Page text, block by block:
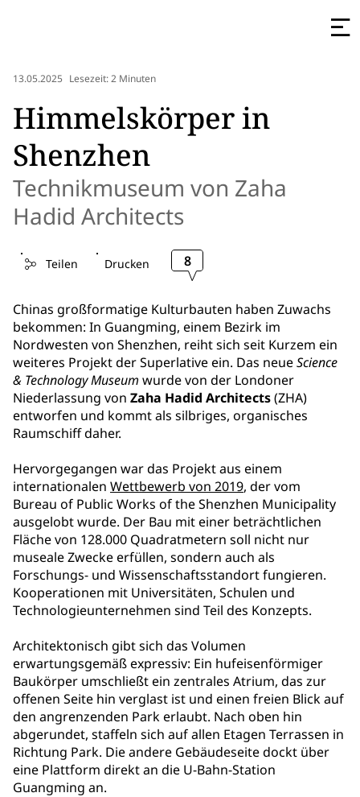
13.05.2025 Lesezeit: 2 Minuten
Himmelskörper in
Shenzhen
Technikmuseum von Zaha
Hadid Architects
Teilen Drucken 8
Chinas großformatige Kulturbauten haben Zuwachs
bekommen: In Guangming, einem Bezirk im
Nordwesten von Shenzhen, reiht sich seit Kurzem ein
weiteres Projekt der Superlative ein. Das neueScience
& Technology Museum wurde von der Londoner
Niederlassung von Zaha Hadid Architects(ZHA)
entworfen und kommt als silbriges, organisches
Raumschiff daher.
Hervorgegangen war das Projekt aus einem
internationalen Wettbewerb von 2019, der vom
Bureau of Public Works of the Shenzhen Municipality
ausgelobt wurde. Der Bau mit einer beträchtlichen
Fläche von 128.000 Quadratmetern soll nicht nur
museale Zwecke erfüllen, sondern auch als
Forschungs- und Wissenschaftsstandort fungieren.
Kooperationen mit Universitäten, Schulen und
Technologieunternehmen sind Teil des Konzepts.
Architektonisch gibt sich das Volumen
erwartungsgemäß expressiv: Ein hufeisenförmiger
Baukörper umschließt ein zentrales Atrium, das zur
offenen Seite hin verglast ist und einen freien Blick auf
den angrenzenden Park erlaubt. Nach oben hin
abgerundet, staffeln sich auf allen Etagen Terrassen in
Richtung Park. Die andere Gebäudeseite dockt über
eine Plattform direkt an die U-Bahn-Station
Guangming an.